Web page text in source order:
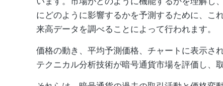
にどのように影響するかを予測するために、こ
来高データを調べることによって行われます。
価格の動き、平均予測価格、チャートに表示さ
テクニカル分析技術が暗号通貨市場を評価し、